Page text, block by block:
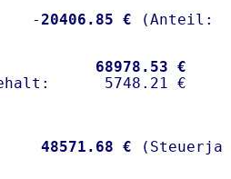
-20406.85 €
68978.53 €
48571.68 €